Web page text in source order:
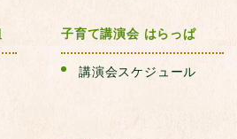
子育て講演会 はらっぱ
講演会スケジュール